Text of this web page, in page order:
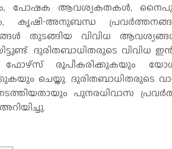
പോഷക ആവശ്യകതകള്‍,
കൃഷി-അനുബന്ധ
തുടങ്ങിയ വിവിധ
ദുരിതബാധിതരുടെ
രൂപീകരിക്കുകയും
ചെയ്തു. ദുരിതബാധിതരുടെ
പുനരധിവാസ